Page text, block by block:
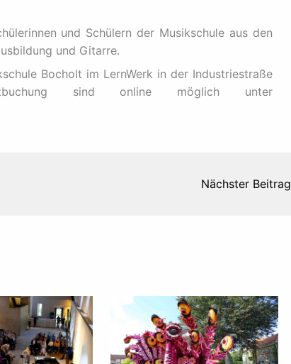
und Schülern der Musikschule aus den
und Gitarre.
Bocholt im LernWerk in der Industriestraße
sind online möglich unter
Nächster Beitrag